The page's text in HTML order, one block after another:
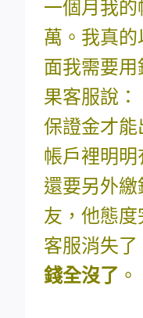
一個月我的
萬。我真
面我需要
果客服說：
保證金才
帳戶裡明明
還要另外繳
友，他態度
客服消失了
錢全沒了 。